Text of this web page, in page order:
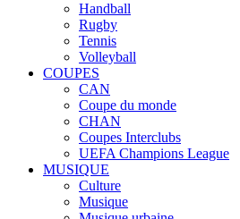
Handball
Rugby
Tennis
Volleyball
COUPES
CAN
Coupe du monde
CHAN
Coupes Interclubs
UEFA Champions League
MUSIQUE
Culture
Musique